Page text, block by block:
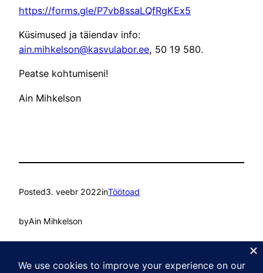
https://forms.gle/P7vb8ssaLQfRgKEx5
Küsimused ja täiendav info:
ain.mihkelson@kasvulabor.ee, 50 19 580.
Peatse kohtumiseni!
Ain Mihkelson
Posted3. veebr 2022inTöötoad
byAin Mihkelson